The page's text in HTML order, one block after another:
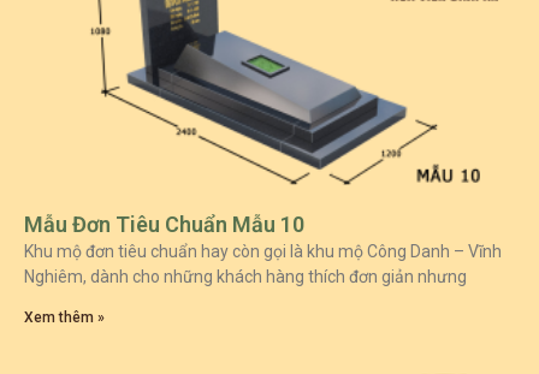
Mẫu Đơn Tiêu Chuẩn Mẫu 10
Khu mộ đơn tiêu chuẩn hay còn gọi là khu mộ Công Danh – Vĩnh
Nghiêm, dành cho những khách hàng thích đơn giản nhưng
Xem thêm »